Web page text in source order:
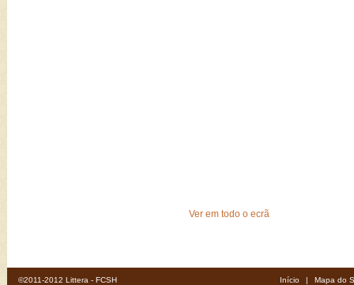
Ver em todo o ecrã
©2011-2012 Littera - FCSH Início | Mapa do